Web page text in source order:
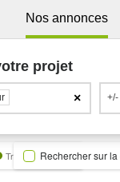
Nos annonces
projet
× +/-
Trecobat GreenRechercher sur la